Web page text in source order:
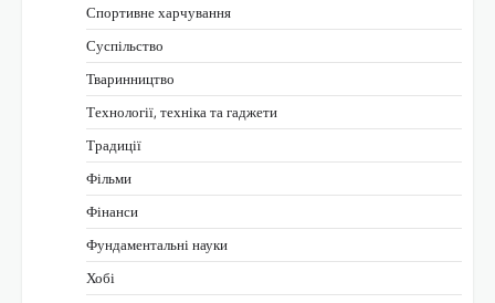
Спортивне харчування
Суспільство
Тваринництво
Технології, техніка та гаджети
Традиції
Фільми
Фінанси
Фундаментальні науки
Хобі